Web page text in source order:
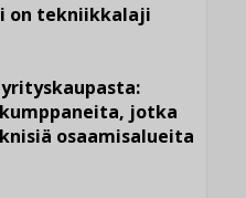
on tekniikkalaji
yrityskaupasta:
jotka
osaamisalueita